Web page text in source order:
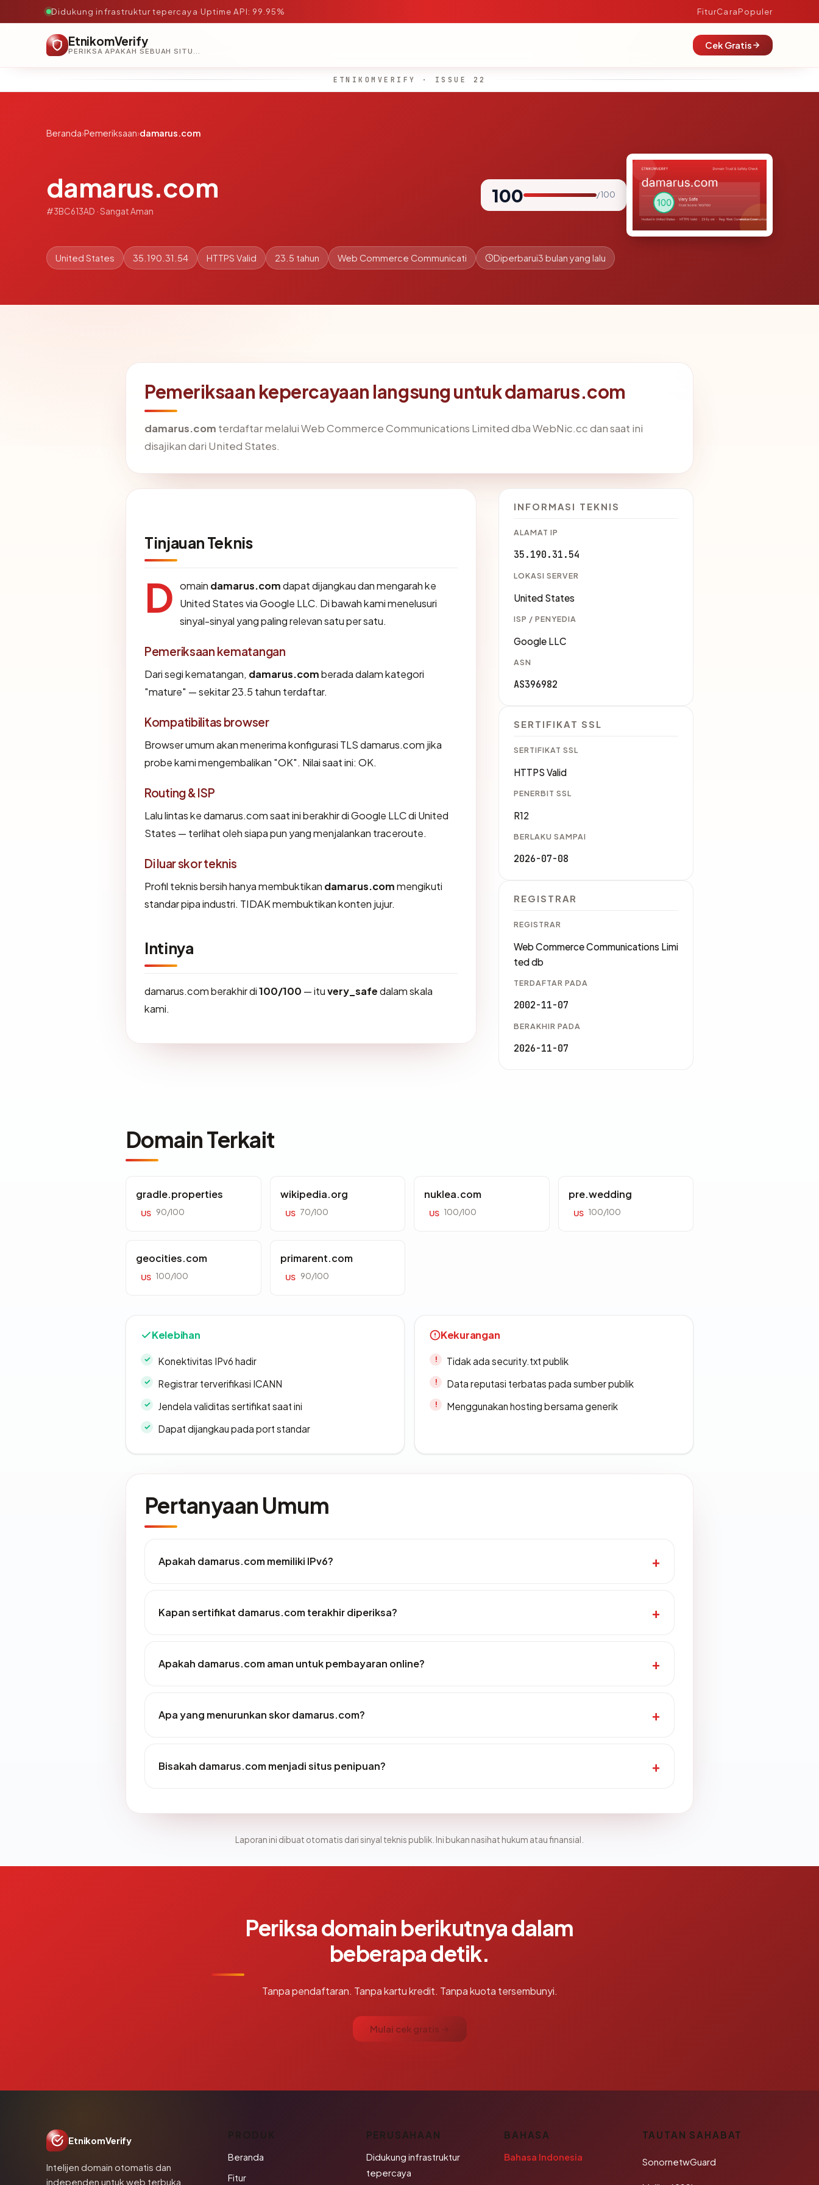
Didukung infrastruktur tepercaya·Uptime API: 99.95% FiturCaraPopuler
EtnikomVerify
PERIKSA APAKAH SEBUAH SITUS AMAN, TEPERCAYA, DAN TERVERIFIKASI DALAM HITUNGAN DETIK.
Cek Gratis
ETNIKOMVERIFY · ISSUE 22
Beranda›Pemeriksaan›damarus.com
damarus.com
#3BC613AD · Sangat Aman
100 / 100
United States 35.190.31.54 HTTPS Valid 23.5 tahun Web Commerce Communicati Diperbarui3 bulan yang lalu
Pemeriksaan kepercayaan langsung untuk damarus.com
damarus.com terdaftar melalui Web Commerce Communications Limited dba WebNic.cc dan saat ini
disajikan dari United States.
Tinjauan Teknis
D omain damarus.comdapat dijangkau dan mengarah ke
United States via Google LLC. Di bawah kami menelusuri
sinyal-sinyal yang paling relevan satu per satu.
Pemeriksaan kematangan
Dari segi kematangan, damarus.comberada dalam kategori
"mature" — sekitar 23.5 tahun terdaftar.
Kompatibilitas browser
Browser umum akan menerima konfigurasi TLS damarus.com jika
probe kami mengembalikan "OK". Nilai saat ini: OK.
Routing & ISP
Lalu lintas ke damarus.com saat ini berakhir di Google LLC di United
States — terlihat oleh siapa pun yang menjalankan traceroute.
Di luar skor teknis
Profil teknis bersih hanya membuktikan damarus.commengikuti
standar pipa industri. TIDAK membuktikan konten jujur.
Intinya
damarus.com berakhir di100/100 — ituvery_safedalam skala
kami.
INFORMASI TEKNIS
ALAMAT IP
35.190.31.54
LOKASI SERVER
United States
ISP / PENYEDIA
Google LLC
ASN
AS396982
SERTIFIKAT SSL
SERTIFIKAT SSL
HTTPS Valid
PENERBIT SSL
R12
BERLAKU SAMPAI
2026-07-08
REGISTRAR
REGISTRAR
Web Commerce Communications Limi
ted db
TERDAFTAR PADA
2002-11-07
BERAKHIR PADA
2026-11-07
Domain Terkait
gradle.properties
US 90/100
wikipedia.org
US 70/100
nuklea.com
US 100/100
pre.wedding
US 100/100
geocities.com
US 100/100
primarent.com
US 90/100
Kelebihan
Konektivitas IPv6 hadir
Registrar terverifikasi ICANN
Jendela validitas sertifikat saat ini
Dapat dijangkau pada port standar
Kekurangan
Tidak ada security.txt publik
Data reputasi terbatas pada sumber publik
Menggunakan hosting bersama generik
Pertanyaan Umum
Apakah damarus.com memiliki IPv6?
Kapan sertifikat damarus.com terakhir diperiksa?
Apakah damarus.com aman untuk pembayaran online?
Apa yang menurunkan skor damarus.com?
Bisakah damarus.com menjadi situs penipuan?
Laporan ini dibuat otomatis dari sinyal teknis publik. Ini bukan nasihat hukum atau finansial.
Periksa domain berikutnya dalam
beberapa detik.
Tanpa pendaftaran. Tanpa kartu kredit. Tanpa kuota tersembunyi.
Mulai cek gratis →
EtnikomVerify
Intelijen domain otomatis dan
independen untuk web terbuka.
PRODUK
Beranda
Fitur
PERUSAHAAN
Didukung infrastruktur
tepercaya
BAHASA
Bahasa Indonesia
TAUTAN SAHABAT
SonornetwGuard